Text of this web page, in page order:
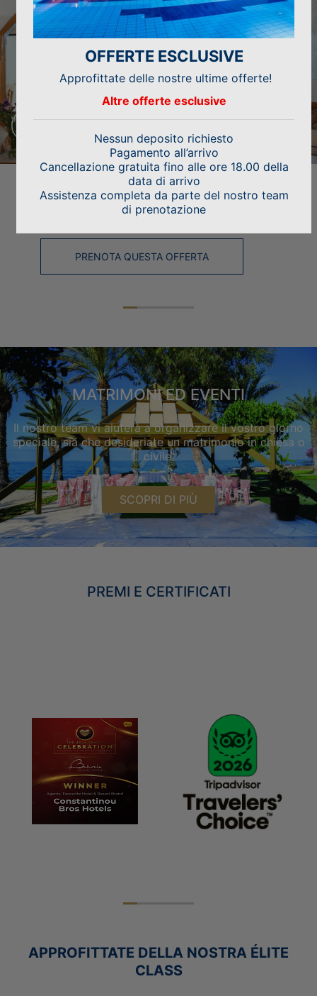
IDEAL FOR
GUEST LOYALTY CLUB
INVERNO 2026/2027 – SCONTO PER
SOGGIORNI PROLUNGATI 10%
PRENOTA QUESTA OFFERTA
Offerta Free Ultra All Inclusive Inverno
2026/2027
PRENOTA QUESTA OFFERTA
Estate 2027 – Prenoti in anticipo e risparmia
il 6,5%.
PRENOTA QUESTA OFFERTA
Estate 2027 – Offerta pasti ridotti
Offerta speciale matrimoni
MATRIMONI ED EVENTI
Il nostro team vi aiuterà a organizzare il vostro giorno
speciale, sia che desideriate un matrimonio in chiesa o
civile.
SCOPRI DI PIÙ
PREMI E CERTIFICATI
APPROFITTATE DELLA NOSTRA ÉLITE
CLASS
OFFERTE ESCLUSIVE
Approfittate delle nostre ultime offerte!
Altre offerte esclusive
Nessun deposito richiesto
Pagamento all’arrivo
Cancellazione gratuita fino alle ore 18.00 della
data di arrivo
Assistenza completa da parte del nostro team
di prenotazione